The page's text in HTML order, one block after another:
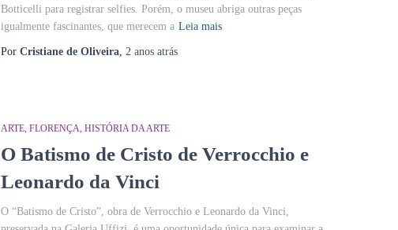
Botticelli para registrar selfies. Porém, o museu abriga outras peças
igualmente fascinantes, que merecem a Leia mais
Por Cristiane de Oliveira, 2 anos atrás
ARTE FLORENÇA HISTÓRIA DA ARTE
O Batismo de Cristo de Verrocchio e
Leonardo da Vinci
O “Batismo de Cristo”, obra de Verrocchio e Leonardo da Vinci,